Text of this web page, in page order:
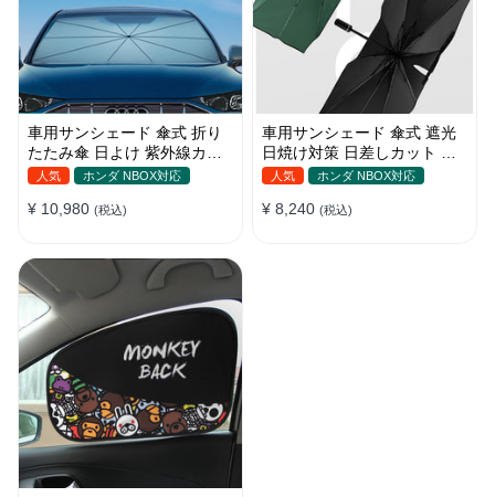
車用サンシェード 傘式 折り
たたみ傘 日よけ 紫外線カッ
ト 車保護 車種汎用 収納便利
人気 ホンダ NBOX対応
¥ 10,980 (税込)
車用サンシェード 傘式 遮光
日焼け対策 日差しカット 断
熱 遮光 窓ガラスブレーカー
バッグ付き 便利グッズ 環境
人気 ホンダ NBOX対応
¥ 8,240 (税込)